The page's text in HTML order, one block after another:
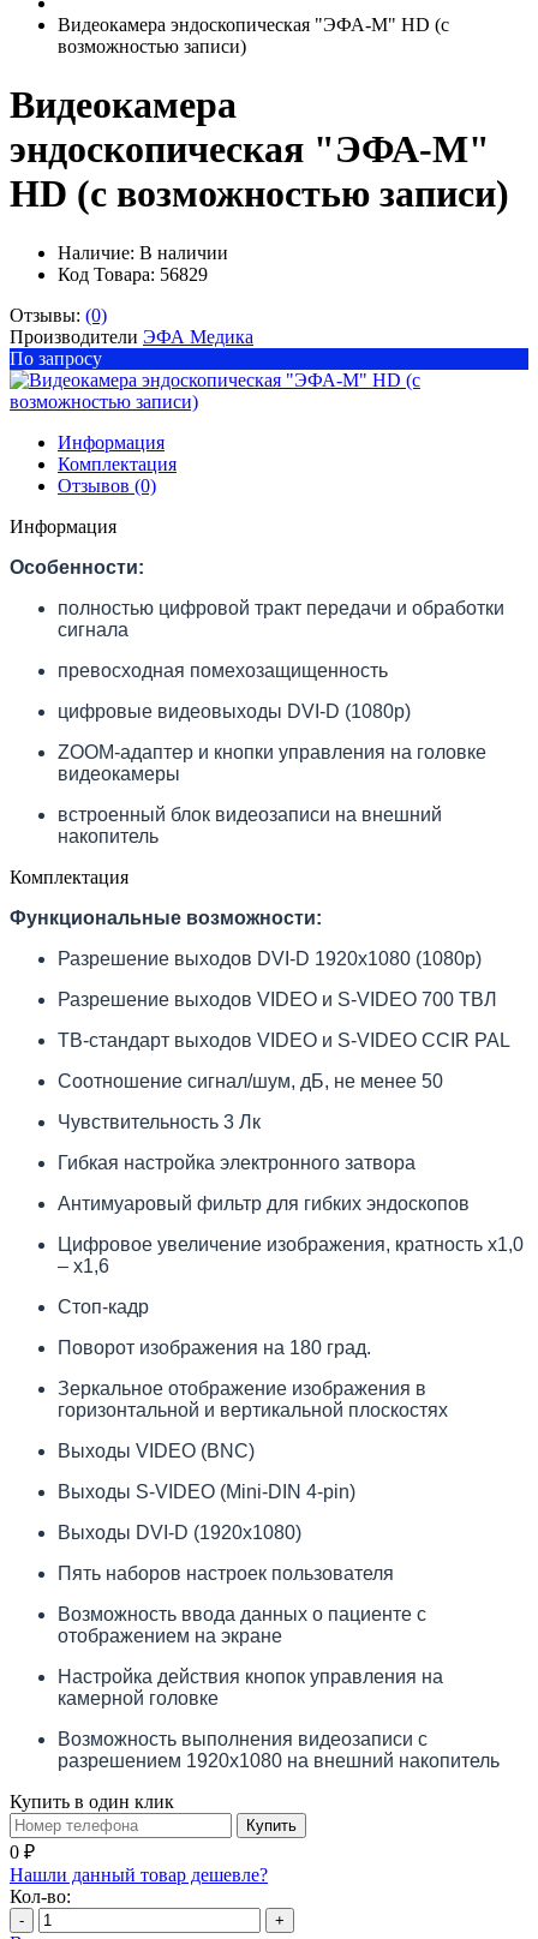
Видеокамера эндоскопическая "ЭФА-М" HD (с
возможностью записи)
Видеокамера
эндоскопическая "ЭФА-М"
HD (с возможностью записи)
Наличие: В наличии
Код Товара: 56829
Отзывы: (0)
Производители ЭФА Медика
По запросу
Информация
Комплектация
Отзывов (0)
Информация
Особенности:
полностью цифровой тракт передачи и обработки
сигнала
превосходная помехозащищенность
цифровые видеовыходы DVI-D (1080p)
ZOOM-адаптер и кнопки управления на головке
видеокамеры
встроенный блок видеозаписи на внешний
накопитель
Комплектация
Функциональные возможности:
Разрешение выходов DVI-D 1920х1080 (1080p)
Разрешение выходов VIDEO и S-VIDEO 700 ТВЛ
ТВ-стандарт выходов VIDEO и S-VIDEO CCIR PAL
Соотношение сигнал/шум, дБ, не менее 50
Чувствительность 3 Лк
Гибкая настройка электронного затвора
Антимуаровый фильтр для гибких эндоскопов
Цифровое увеличение изображения, кратность х1,0
– х1,6
Стоп-кадр
Поворот изображения на 180 град.
Зеркальное отображение изображения в
горизонтальной и вертикальной плоскостях
Выходы VIDEO (BNC)
Выходы S-VIDEO (Mini-DIN 4-pin)
Выходы DVI-D (1920х1080)
Пять наборов настроек пользователя
Возможность ввода данных о пациенте с
отображением на экране
Настройка действия кнопок управления на
камерной головке
Возможность выполнения видеозаписи с
разрешением 1920х1080 на внешний накопитель
Купить в один клик
Купить
0 ₽
Нашли данный товар дешевле?
Кол-во:
- +